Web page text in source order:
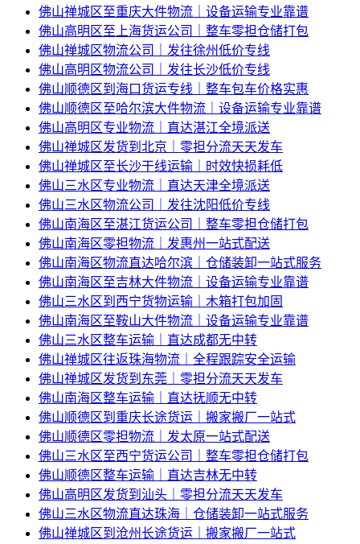
佛山禅城区至重庆大件物流｜设备运输专业靠谱
佛山高明区至上海货运公司｜整车零担仓储打包
佛山禅城区物流公司｜发往徐州低价专线
佛山高明区物流公司｜发往长沙低价专线
佛山顺德区到海口货运专线｜整车包车价格实惠
佛山顺德区至哈尔滨大件物流｜设备运输专业靠谱
佛山高明区专业物流｜直达湛江全境派送
佛山禅城区发货到北京｜零担分流天天发车
佛山禅城区至长沙干线运输｜时效快损耗低
佛山三水区专业物流｜直达天津全境派送
佛山三水区物流公司｜发往沈阳低价专线
佛山南海区至湛江货运公司｜整车零担仓储打包
佛山南海区零担物流｜发惠州一站式配送
佛山南海区物流直达哈尔滨｜仓储装卸一站式服务
佛山南海区至吉林大件物流｜设备运输专业靠谱
佛山三水区到西宁货物运输｜木箱打包加固
佛山南海区至鞍山大件物流｜设备运输专业靠谱
佛山三水区整车运输｜直达成都无中转
佛山禅城区往返珠海物流｜全程跟踪安全运输
佛山禅城区发货到东莞｜零担分流天天发车
佛山南海区整车运输｜直达抚顺无中转
佛山顺德区到重庆长途货运｜搬家搬厂一站式
佛山顺德区零担物流｜发太原一站式配送
佛山三水区至西宁货运公司｜整车零担仓储打包
佛山顺德区整车运输｜直达吉林无中转
佛山高明区发货到汕头｜零担分流天天发车
佛山三水区物流直达珠海｜仓储装卸一站式服务
佛山禅城区到沧州长途货运｜搬家搬厂一站式